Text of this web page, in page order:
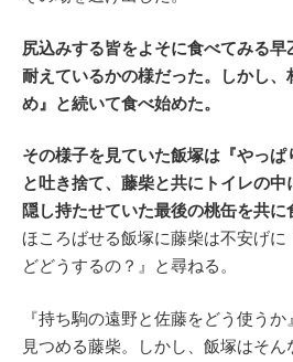
尻込みする皆をよそに食べてみる
耐えているかの様だった。しかし、
め』と続いて食べ始めた。
その様子を見ていた飯塚は『やっぱ
と吐き捨て、藤柴と共にトイレの
隠し持たせていた最後の桃缶を共に
ほころばせる飯塚に藤柴は不安げに
どどうするの？』と尋ねる。
『持ち駒の遠野と佐藤をどう使う
見つめる藤柴。しかし、飯塚はそん